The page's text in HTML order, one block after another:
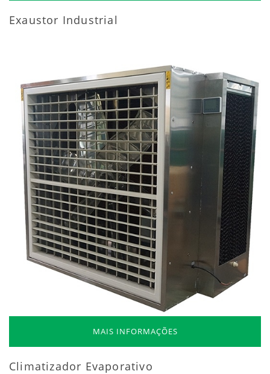
Exaustor Industrial
MAIS INFORMAÇÕES
Climatizador Evaporativo